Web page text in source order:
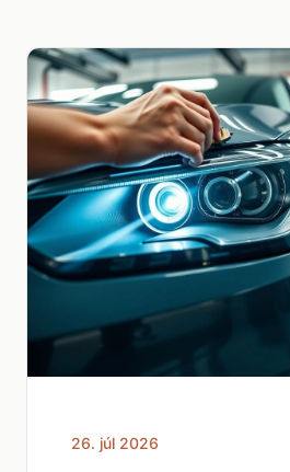
26. júl 2026